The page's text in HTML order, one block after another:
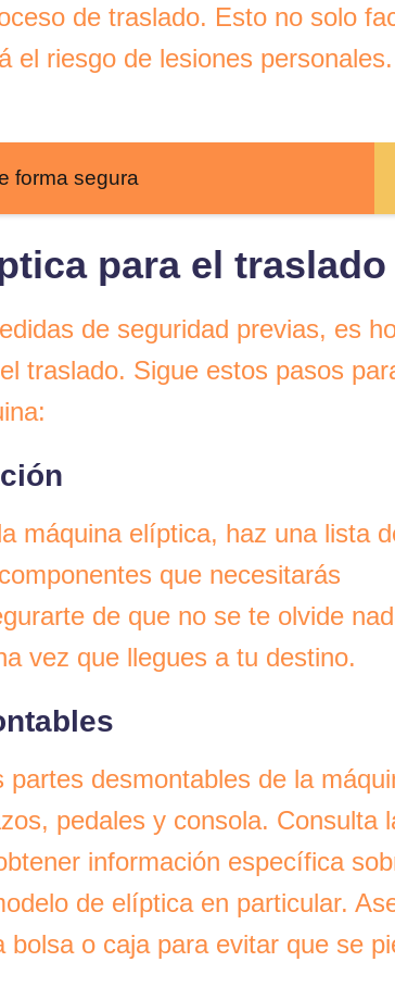
de traslado. Esto no solo
el riesgo de lesiones personales.
forma segura
para el traslado
de seguridad previas, es
traslado. Sigue estos pasos
máquina elíptica, haz una lista
que necesitarás
de que no se te olvide
vez que llegues a tu destino.
desmontables de la
pedales y consola. Consulta
información específica
de elíptica en particular.
o caja para evitar que se